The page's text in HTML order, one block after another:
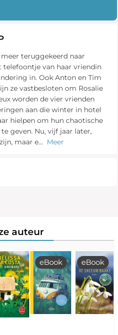
teruggekeerd naar
telefoontje van haar vriendin
in. Ook Anton en Tim
ze vastbesloten om Rosalie
worden de vier vrienden
aan die winter in hotel
hielpen om hun chaotische
geven. Nu, vijf jaar later,
maar e... Meer
auteur
eBook eBook